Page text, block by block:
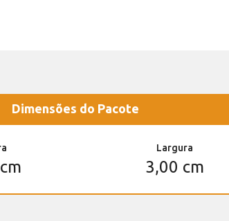
Dimensões do Pacote
Largura
3,00 cm